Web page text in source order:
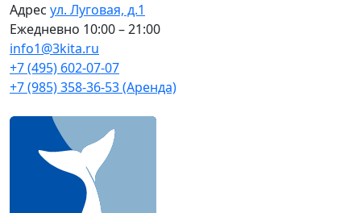
Адрес ул. Луговая, д.1
Ежедневно 10:00 – 21:00
info1@3kita.ru
+7 (495) 602-07-07
+7 (985) 358-36-53 (Аренда)